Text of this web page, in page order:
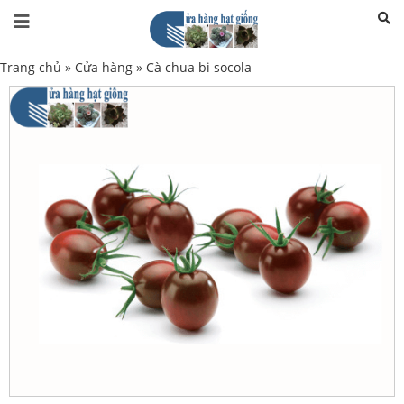
Trang chủ » Cửa hàng » Cà chua bi socola